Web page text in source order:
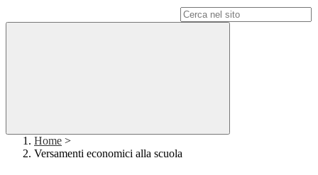
Home >
Versamenti economici alla scuola